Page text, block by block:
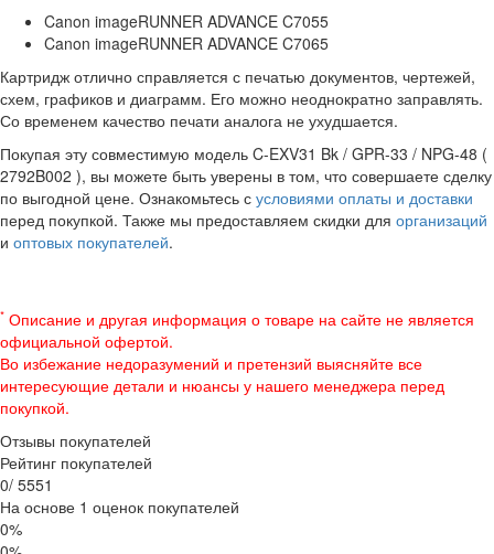
Canon imageRUNNER ADVANCE C7055
Canon imageRUNNER ADVANCE C7065
Картридж отлично справляется с печатью документов, чертежей,
схем, графиков и диаграмм. Его можно неоднократно заправлять.
Со временем качество печати аналога не ухудшается.
Покупая эту совместимую модель C-EXV31 Bk / GPR-33 / NPG-48 (
2792B002 ), вы можете быть уверены в том, что совершаете сделку
по выгодной цене. Ознакомьтесь с условиями оплаты и доставки
перед покупкой. Также мы предоставляем скидки для организаций
и оптовых покупателей.
* Описание и другая информация о товаре на сайте не является
официальной офертой.
Во избежание недоразумений и претензий выясняйте все
интересующие детали и нюансы у нашего менеджера перед
покупкой.
Отзывы покупателей
Рейтинг покупателей
0/ 5551
На основе 1 оценок покупателей
0%